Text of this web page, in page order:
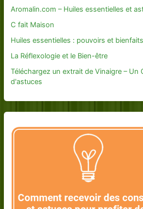
Aromalin.com – Huiles essentielles et
C fait Maison
Huiles essentielles : pouvoirs et bienfaits
La Réflexologie et le Bien-être
Téléchargez un extrait de Vinaigre – Un
d'astuces